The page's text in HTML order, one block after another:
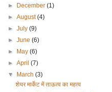
►
December(1)
►August(4)
►July(9)
►June(6)
►
May(6)
►April(7)
▼
March(3)
शेयर मार्केट में ताऊत्व का महत्व